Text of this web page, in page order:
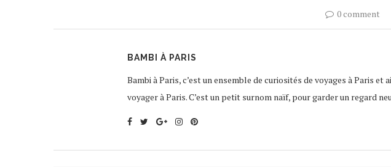
0 comment
BAMBI À PARIS
Bambi à Paris, c’est un ensemble de curiosités de voyages à Paris
voyager à Paris. C’est un petit surnom naïf, pour garder un regard